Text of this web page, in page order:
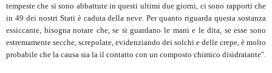
tempeste che si sono abbattute in questi ultimi due giorni, ci sono rapporti che
in 49 dei nostri Stati è caduta della neve. Per quanto riguarda questa sostanza
essiccante, bisogna notare che, se si guardano le mani e le dita, se esse sono
estremamente secche, screpolate, evidenziando dei solchi e delle crepe, è molto
probabile che la causa sia la il contatto con un composto chimico disidratante".